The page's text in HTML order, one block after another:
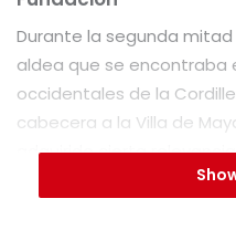
Durante la segunda mitad
aldea que se encontraba
occidentales de la
cabecera a la Villa de
adquirido cierta
Don Francisco Pruna